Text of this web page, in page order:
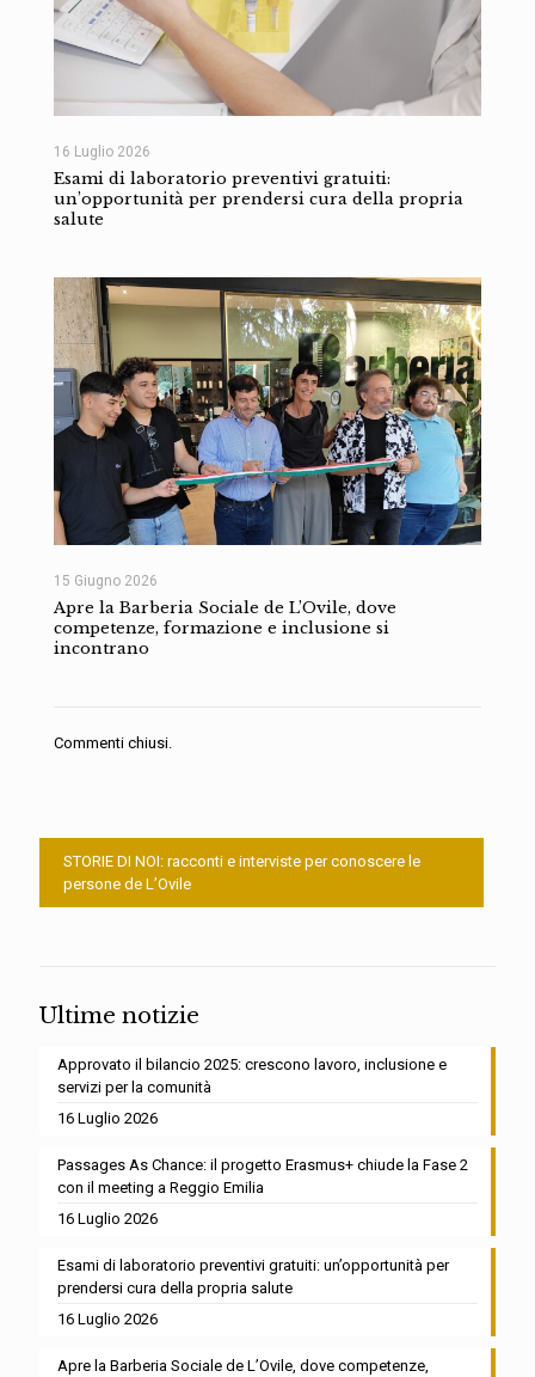
16 Luglio 2026
Esami di laboratorio preventivi gratuiti:
un’opportunità per prendersi cura della propria
salute
15 Giugno 2026
Apre la Barberia Sociale de L’Ovile, dove
competenze, formazione e inclusione si
incontrano
Commenti chiusi.
STORIE DI NOI: racconti e interviste per conoscere le
persone de L’Ovile
Ultime notizie
Approvato il bilancio 2025: crescono lavoro, inclusione e
servizi per la comunità
16 Luglio 2026
Passages As Chance: il progetto Erasmus+ chiude la Fase 2
con il meeting a Reggio Emilia
16 Luglio 2026
Esami di laboratorio preventivi gratuiti: un’opportunità per
prendersi cura della propria salute
16 Luglio 2026
Apre la Barberia Sociale de L’Ovile, dove competenze,